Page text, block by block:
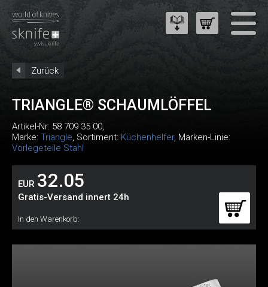
Zurück
TRIANGLE® SCHAUMLÖFFEL
Artikel-Nr: 58 709 35 00,
Marke: Triangle, Sortiment: Küchenhelfer, Marken-Linie:
Vorlegeteile Stahl
EUR 32.05
Gratis-Versand innert 24h
In den Warenkorb: